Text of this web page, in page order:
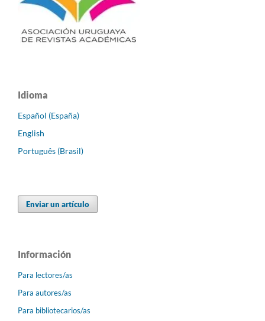
Idioma
Español (España)
English
Português (Brasil)
Enviar un artículo
Información
Para lectores/as
Para autores/as
Para bibliotecarios/as